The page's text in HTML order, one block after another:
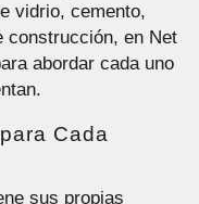
vidrio, cemento,
construcción, en Net
abordar cada uno
Cada
sus propias